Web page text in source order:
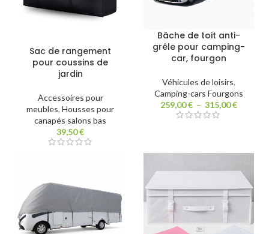
Sac de rangement
pour coussins de
jardin
Accessoires pour
meubles, Housses pour
canapés salons bas
39,50€
Bâche de toit anti-
grêle pour camping-
car, fourgon
Véhicules de loisirs,
Camping-cars Fourgons
259,00€ – 315,00€